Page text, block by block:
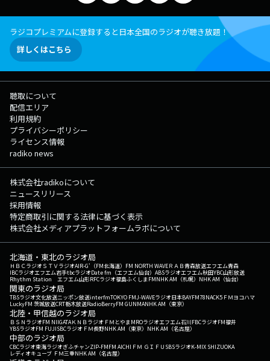
ラジコプレミアムに登録すると日本全国のラジオが聴き放題！
詳しくはこちら
聴取について
配信エリア
利用規約
プライバシーポリシー
ライセンス情報
radiko news
株式会社radikoについて
ニュースリリース
採用情報
特定商取引に関する法律に基づく表示
株式会社メディアプラットフォームラボについて
北海道・東北のラジオ局
ＨＢＣラジオＳＴＶラジオAIR-G'（FM北海道） FM NORTH WAVEＲＡＢ青森放送エフエム青森
IBCラジオエフエム岩手tbcラジオDate fm（エフエム仙台） ABSラジオエフエム秋田YBC山形放送
Rhythm Station エフエム山形RFCラジオ福島ふくしまFMNHK AM（札幌） NHK AM（仙台）
関東のラジオ局
TBSラジオ文化放送ニッポン放送interfmTOKYO FMJ-WAVEラジオ日本BAYFM78NACK5 ＦＭヨコハマ
LuckyFM 茨城放送CRT栃木放送RadioBerryFM GUNMANHK AM（東京）
北陸・甲信越のラジオ局
ＢＳＮラジオFM NIIGATAＫＮＢラジオ ＦＭとやまMROラジオエフエム石川FBCラジオFM福井
YBSラジオFM FUJISBCラジオ ＦＭ長野NHK AM（東京） NHK AM（名古屋）
中部のラジオ局
CBCラジオ東海ラジオぎふチャンZIP-FMFM AICHI ＦＭ ＧＩＦＵ SBSラジオK-MIX SHIZUOKA
レディオキューブ ＦＭ三重NHK AM（名古屋）